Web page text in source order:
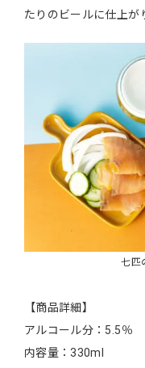
たりのビールに仕上が
七匹
【商品詳細】
アルコール分：5.5％
内容量：330ml